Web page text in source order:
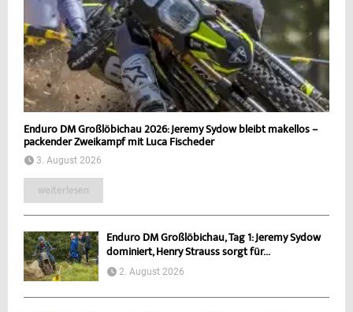
Enduro DM Großlöbichau 2026: Jeremy Sydow bleibt makellos –
packender Zweikampf mit Luca Fischeder
3. August 2026
weiterlesen
Enduro DM Großlöbichau, Tag 1: Jeremy Sydow
dominiert, Henry Strauss sorgt für...
2. August 2026